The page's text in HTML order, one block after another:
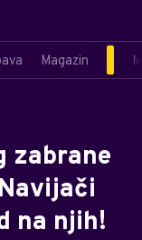
Magazin
zabrane
na njih!